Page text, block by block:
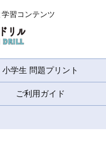
習コンテンツ
小学生 問題プリント
ご利用ガイド